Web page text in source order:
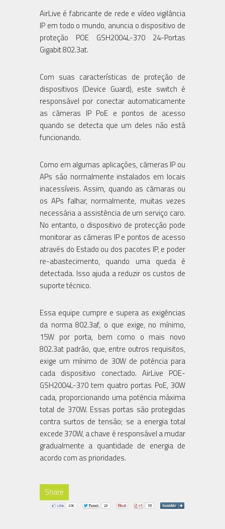
AirLive é fabricante de rede e vídeo vigilância
IP em todo o mundo, anuncia o dispositivo de
proteção POE GSH2004L-370 24-Portas
Gigabit 802.3at.
Com suas características de proteção de
dispositivos (Device Guard), este switch é
responsável por conectar automaticamente
as câmeras IP PoE e pontos de acesso
quando se detecta que um deles não está
funcionando.
Como em algumas aplicações, câmeras IP ou
APs são normalmente instalados em locais
inacessíveis. Assim, quando as câmaras ou
os APs falhar, normalmente, muitas vezes
necessária a assistência de um serviço caro.
No entanto, o dispositivo de protecção pode
monitorar as câmeras IP e pontos de acesso
através do Estado ou dos pacotes IP, e poder
re-abastecimento, quando uma queda é
detectada. Isso ajuda a reduzir os custos de
suporte técnico.
Essa equipe cumpre e supera as exigências
da norma 802.3af, o que exige, no mínimo,
15W por porta, bem como o mais novo
802.3at padrão, que, entre outros requisitos,
exige um mínimo de 30W de potência para
cada dispositivo conectado. AirLive POE-
GSH2004L-370 tem quatro portas PoE, 30W
cada, proporcionando uma potência máxima
total de 370W. Essas portas são protegidas
contra surtos de tensão; se a energia total
excede 370W, a chave é responsável a mudar
gradualmente a quantidade de energia de
acordo com as prioridades.
Share